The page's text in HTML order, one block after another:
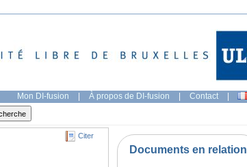
Mon DI-fusion | À propos de DI-fusion | Contact |
Citer
Documents en relation